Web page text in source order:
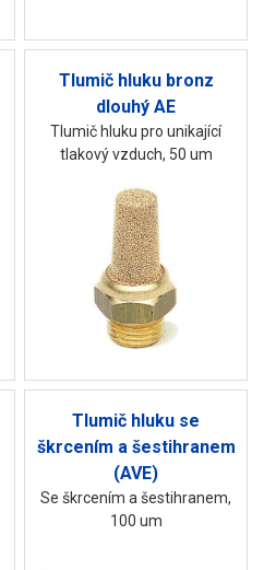
Tlumič hluku bronz
dlouhý AE
Tlumič hluku pro unikající
tlakový vzduch, 50 um
Tlumič hluku se
škrcením a šestihranem
(AVE)
Se škrcením a šestihranem,
100 um